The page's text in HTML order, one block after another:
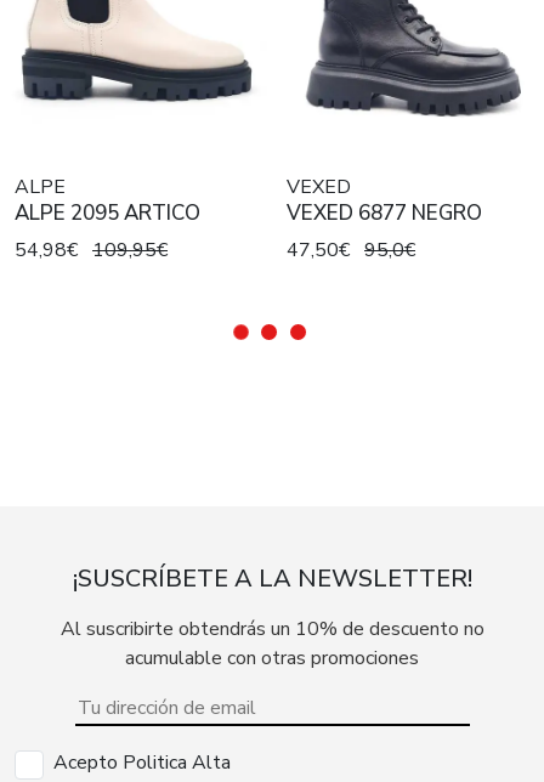
ALPE
ALPE 2095 ARTICO
54,98€ 109,95€
VEXED
VEXED 6877 NEGRO
47,50€ 95,0€
¡SUSCRÍBETE A LA NEWSLETTER!
Al suscribirte obtendrás un 10% de descuento no
acumulable con otras promociones
Acepto Politica Alta